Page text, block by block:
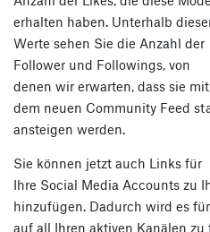
erhalten haben. Unterhalb
Werte sehen Sie die Anzahl der
Follower und Followings, von
denen wir erwarten, dass sie mit
dem neuen Community Feed
ansteigen werden.
Sie können jetzt auch Links für
Ihre Social Media Accounts zu
hinzufügen. Dadurch wird es
auf all Ihren aktiven Kanälen zu